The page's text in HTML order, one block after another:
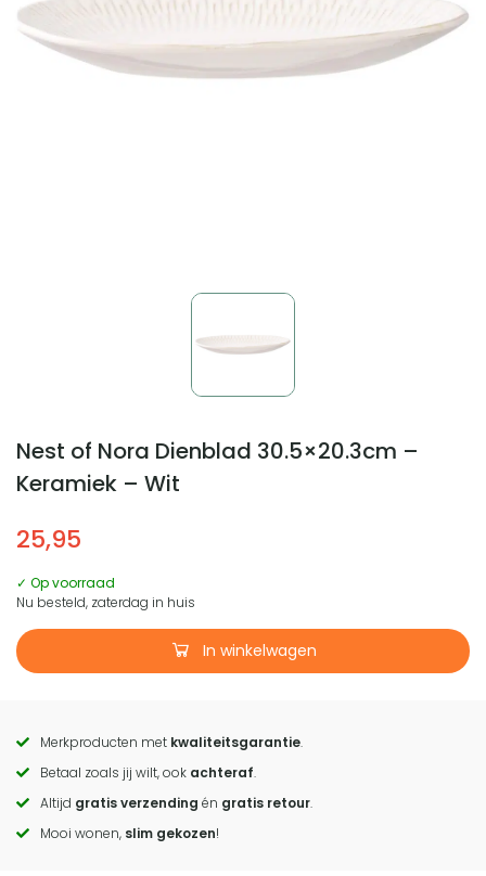
Nest of Nora Dienblad 30.5×20.3cm –
Keramiek – Wit
25,95
✓ Op voorraad
Nu besteld, zaterdag in huis
In winkelwagen
Call
to
actions
Merkproducten met kwaliteitsgarantie.
Betaal zoals jij wilt, ook achteraf.
Altijd gratis verzending én gratis retour.
Mooi wonen, slim gekozen!